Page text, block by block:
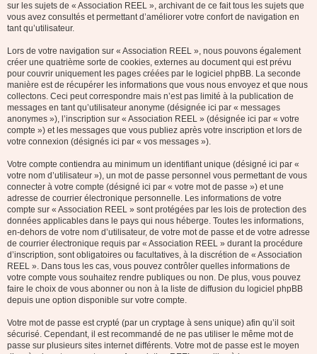
sur les sujets de « Association REEL », archivant de ce fait tous les sujets que
vous avez consultés et permettant d’améliorer votre confort de navigation en
tant qu’utilisateur.
Lors de votre navigation sur « Association REEL », nous pouvons également
créer une quatrième sorte de cookies, externes au document qui est prévu
pour couvrir uniquement les pages créées par le logiciel phpBB. La seconde
manière est de récupérer les informations que vous nous envoyez et que nous
collectons. Ceci peut correspondre mais n’est pas limité à la publication de
messages en tant qu’utilisateur anonyme (désignée ici par « messages
anonymes »), l’inscription sur « Association REEL » (désignée ici par « votre
compte ») et les messages que vous publiez après votre inscription et lors de
votre connexion (désignés ici par « vos messages »).
Votre compte contiendra au minimum un identifiant unique (désigné ici par «
votre nom d’utilisateur »), un mot de passe personnel vous permettant de vous
connecter à votre compte (désigné ici par « votre mot de passe ») et une
adresse de courrier électronique personnelle. Les informations de votre
compte sur « Association REEL » sont protégées par les lois de protection des
données applicables dans le pays qui nous héberge. Toutes les informations,
en-dehors de votre nom d’utilisateur, de votre mot de passe et de votre adresse
de courrier électronique requis par « Association REEL » durant la procédure
d’inscription, sont obligatoires ou facultatives, à la discrétion de « Association
REEL ». Dans tous les cas, vous pouvez contrôler quelles informations de
votre compte vous souhaitez rendre publiques ou non. De plus, vous pouvez
faire le choix de vous abonner ou non à la liste de diffusion du logiciel phpBB
depuis une option disponible sur votre compte.
Votre mot de passe est crypté (par un cryptage à sens unique) afin qu’il soit
sécurisé. Cependant, il est recommandé de ne pas utiliser le même mot de
passe sur plusieurs sites internet différents. Votre mot de passe est le moyen